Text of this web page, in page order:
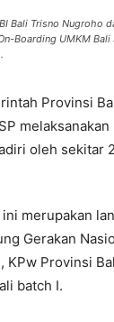
Bali Trisno Nugroho
Boarding UMKM Bali
Provinsi
oleh sekitar
ini merupakan
Gerakan
KPw Provinsi
batch I.